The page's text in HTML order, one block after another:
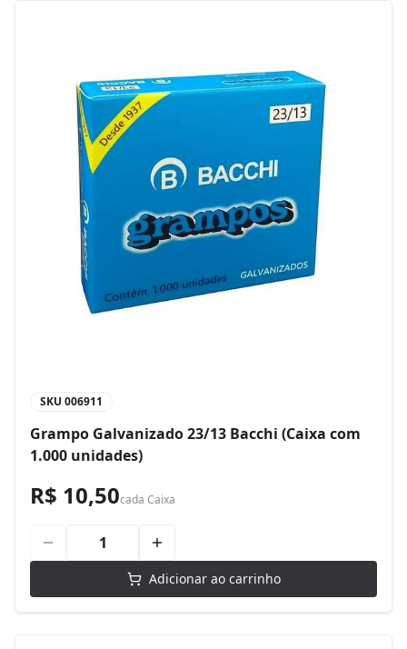
SKU 006911
Grampo Galvanizado 23/13 Bacchi (Caixa com
1.000 unidades)
R$ 10,50cada Caixa
Adicionar ao carrinho